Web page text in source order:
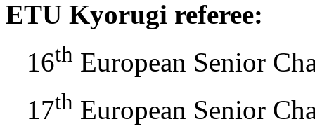
ETU Kyorugi referee:
16th European Senior
17th European Senior